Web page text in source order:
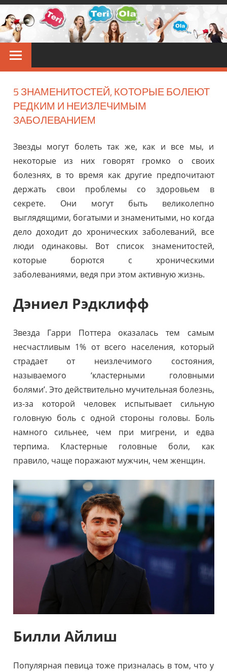
Перейти
к
контенту
Звёздные
новости
5 ЗНАМЕНИТОСТЕЙ, КОТОРЫЕ БОЛЕЮТ
РЕДКИМ И НЕИЗЛЕЧИМЫМ
ЗАБОЛЕВАНИЕМ
Звезды могут болеть так же, как и все мы, и
некоторые из них говорят громко о своих
болезнях, в то время как другие предпочитают
держать свои проблемы со здоровьем в
секрете. Они могут быть великолепно
выглядящими, богатыми и знаменитыми, но когда
дело доходит до хронических заболеваний, все
люди одинаковы. Вот список знаменитостей,
которые борются с хроническими
заболеваниями, ведя при этом активную жизнь.
Дэниел Рэдклифф
Звезда Гарри Поттера оказалась тем самым
несчастливым 1% от всего населения, который
страдает от неизлечимого состояния,
называемого ‘кластерными головными
болями’. Это действительно мучительная болезнь,
из-за которой человек испытывает сильную
головную боль с одной стороны головы. Боль
намного сильнее, чем при мигрени, и едва
терпима. Кластерные головные боли, как
правило, чаще поражают мужчин, чем женщин.
Билли Айлиш
Популярная певица тоже призналась в том, что у